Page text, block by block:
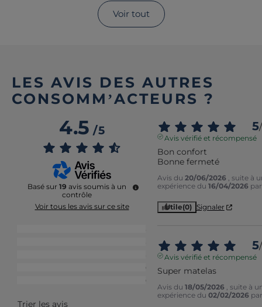
Voir tout
LES AVIS DES AUTRES
CONSOMM’ACTEURS ?
4.5/5
Basé sur 19 avis soumis à un
contrôle
Voir tous les avis sur ce site
0
0
Trier les avis
5/
Avis vérifié et récompensé
Bon confort
Bonne fermeté
Avis du 20/06/2026 , suite à
expérience du 16/04/2026
Utile(0) Signaler
5/
Avis vérifié et récompensé
Super matelas
Avis du 18/05/2026 , suite à
expérience du 02/02/2026